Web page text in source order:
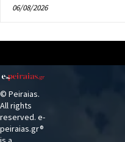
06/08/2026
© Peiraias.
All rights
reserved. e-
peiraias.gr®